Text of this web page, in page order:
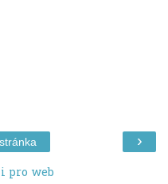
›
pro web